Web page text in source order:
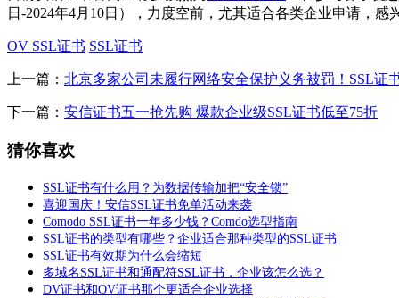
日-2024年4月10日），力度空前，尤其适合各类企业申请，感
OV SSL证书 SSL证书
上一篇： 北京多家公司未履行网络安全保护义务被罚！SSL证
下一篇： 安信证书五一抢先购 爆款企业级SSL证书低至75折
猜你喜欢
SSL证书有什么用？为数据传输加把“安全锁”
喜迎国庆！安信SSL证书免单活动来袭
Comodo SSL证书一年多少钱？Comdo选型指南
SSL证书的类型有哪些？企业适合那种类型的SSL证书
SSL证书有效期为什么会缩短
多域名SSL证书和通配符SSL证书，企业该怎么选？
DV证书和OV证书那个更适合企业选择